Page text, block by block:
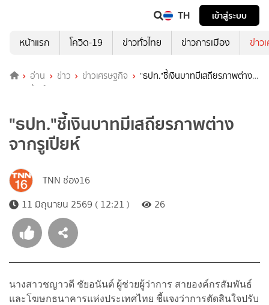
TH
เข้าสู่ระบบ
หน้าแรก
โควิด-19 ข่าวทั่วไทย ข่าวการเมือง ข่าว
อ่าน ข่าว ข่าวเศรษฐกิจ
"ธปท."ชี้เงินบาทมีเสถียรภาพต่าง
จากรูเปียห์
"ธปท."ชี้เงินบาทมีเสถียรภาพต่าง
จากรูเปียห์
TNN ช่อง16
11 มิถุนายน 2569 ( 12:21 )
26
นางสาวชญาวดี ชัยอนันต์ ผู้ช่วยผู้ว่าการ สายองค์กรสัมพันธ์
และโฆษกธนาคารแห่งประเทศไทย ชี้แจงว่าการตัดสินใจปรับ